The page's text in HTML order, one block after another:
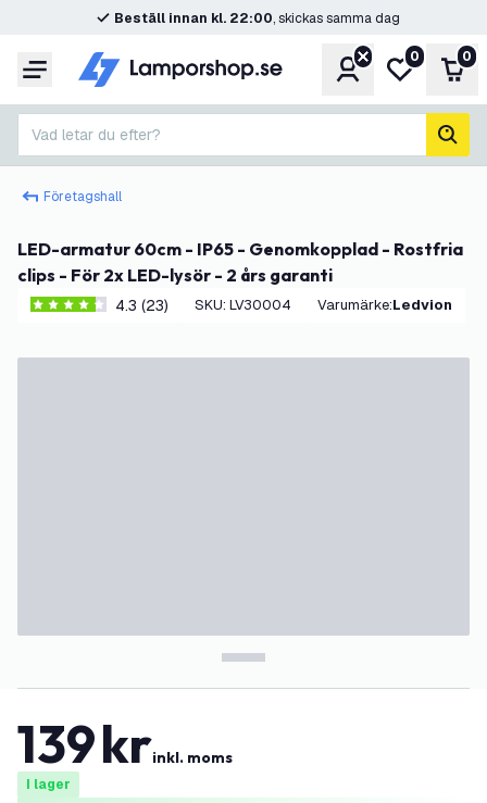
Beställ innan kl. 22:00, skickas samma dag
Meny KontoMin0 0
Vad letar du efter?
sök
Företagshall
LED-armatur 60cm - IP65 - Genomkopplad - Rostfria
clips - För 2x LED-lysör - 2 års garanti
4.3 stjärnbetyg4.3 (23) SKU: LV30004 Varumärke: Ledvion
139krinkl. moms
I lager